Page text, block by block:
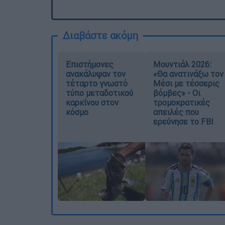
Διαβάστε ακόμη
Επιστήμονες
ανακάλυψαν τον
τέταρτο γνωστό
τύπο μεταδοτικού
καρκίνου στον
κόσμο
Μουντιάλ 2026:
«Θα ανατινάξω τον
Μέσι με τέσσερις
βόμβες» - Οι
τρομοκρατικές
απειλές που
ερεύνησε το FBI